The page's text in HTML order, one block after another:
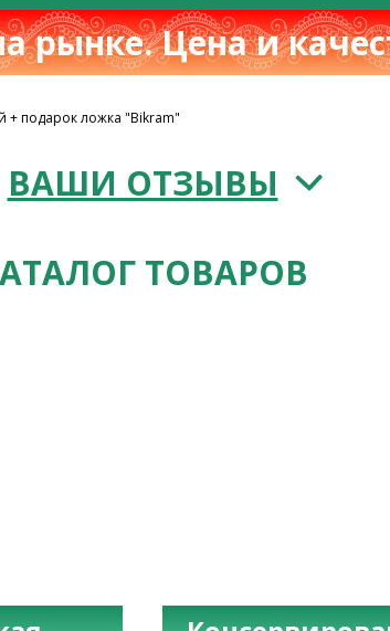
рынке. Цена и
+ подарок ложка "Bikram"
ВАШИ ОТЗЫВЫ
ТОВАРОВ